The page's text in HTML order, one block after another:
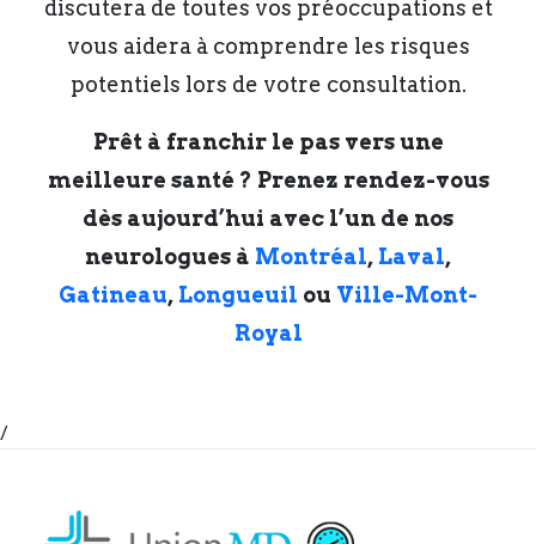
discutera de toutes vos préoccupations et
vous aidera à comprendre les risques
potentiels lors de votre consultation.
Prêt à franchir le pas vers une
meilleure santé ? Prenez rendez-vous
dès aujourd’hui avec l’un de nos
neurologues à Montréal, Laval,
Gatineau, Longueuil ou Ville-Mont-
Royal
/